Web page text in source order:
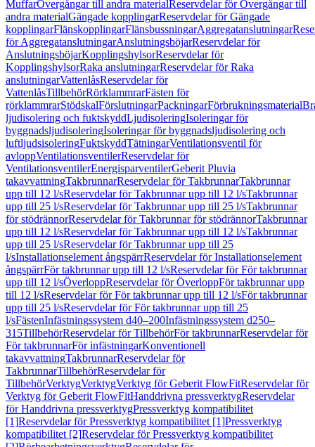
MuffarÖvergångar till andra materialReservdelar för Övergångar till
andra materialGängade kopplingarReservdelar för Gängade
kopplingarFlänskopplingarFlänsbussningarAggregatanslutningar
för AggregatanslutningarAnslutningsböjarReservdelar för
AnslutningsböjarKopplingshylsorReservdelar för
KopplingshylsorRaka anslutningarReservdelar för Raka
anslutningarVattenlåsReservdelar för
VattenlåsTillbehörRörklammrarFästen för
rörklammrarStödskalFörslutningarPackningarFörbrukningsmaterial
ljudisolering och fuktskyddLjudisoleringIsoleringar för
byggnadsljudisoleringIsoleringar för byggnadsljudisolering och
luftljudsisoleringFuktskyddTätningarVentilationsventil för
avloppVentilationsventilerReservdelar för
VentilationsventilerEnergisparventilerGeberit Pluvia
takavvattningTakbrunnarReservdelar för TakbrunnarTakbrunnar
upp till 12 l/sReservdelar för Takbrunnar upp till 12 l/sTakbrunnar
upp till 25 l/sReservdelar för Takbrunnar upp till 25 l/sTakbrunnar
för stödrännorReservdelar för Takbrunnar för stödrännorTakbrunnar
upp till 12 l/sReservdelar för Takbrunnar upp till 12 l/sTakbrunnar
upp till 25 l/sReservdelar för Takbrunnar upp till 25
l/sInstallationselement ångspärrReservdelar för Installationselement
ångspärrFör takbrunnar upp till 12 l/sReservdelar för För takbrunnar
upp till 12 l/sÖverloppReservdelar för ÖverloppFör takbrunnar upp
till 12 l/sReservdelar för För takbrunnar upp till 12 l/sFör takbrunnar
upp till 25 l/sReservdelar för För takbrunnar upp till 25
l/sFästenInfästningssystem d40–200Infästningssystem d250–
315TillbehörReservdelar för TillbehörFör takbrunnarReservdelar för
För takbrunnarFör infästningarKonventionell
takavvattningTakbrunnarReservdelar för
TakbrunnarTillbehörReservdelar för
TillbehörVerktygVerktygVerktyg för Geberit FlowFitReservdelar för
Verktyg för Geberit FlowFitHanddrivna pressverktygReservdelar
för Handdrivna pressverktygPressverktyg kompatibilitet
[1]Reservdelar för Pressverktyg kompatibilitet [1]Pressverktyg
kompatibilitet [2]Reservdelar för Pressverktyg kompatibilitet